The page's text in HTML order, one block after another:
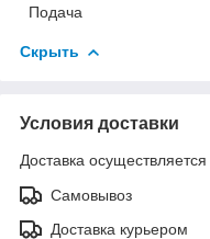
Подача
Скрыть
Условия доставки
Доставка
Самовывоз
Доставка курьером